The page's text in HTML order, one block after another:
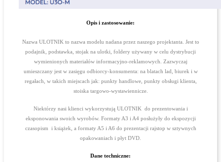
Opis i zastosowanie:
Nazwa ULOTNIK to nazwa modelu nadana przez naszego projektanta. Jest to
podajnik, podstawka, stojak na ulotki, foldery używany w celu dystrybucji
wymienionych materiałów informacyjno-reklamowych. Zazwyczaj
umieszczany jest w zasięgu odbiorcy-konsumenta: na blatach lad, biurek i w
regałach, w takich miejscach jak: punkty handlowe, punkty obsługi klienta,
stoiska targowo-wystawiennicze.
Niektórzy nasi klienci wykorzystują ULOTNIK do prezentowania i
eksponowania swoich wyrobów. Formaty A3 i A4 posłużyły do ekspozycji
czasopism i książek, a formaty A5 i A6 do prezentacji rajstop w sztywnych
opakowaniach i płyt DVD.
Dane techniczne: